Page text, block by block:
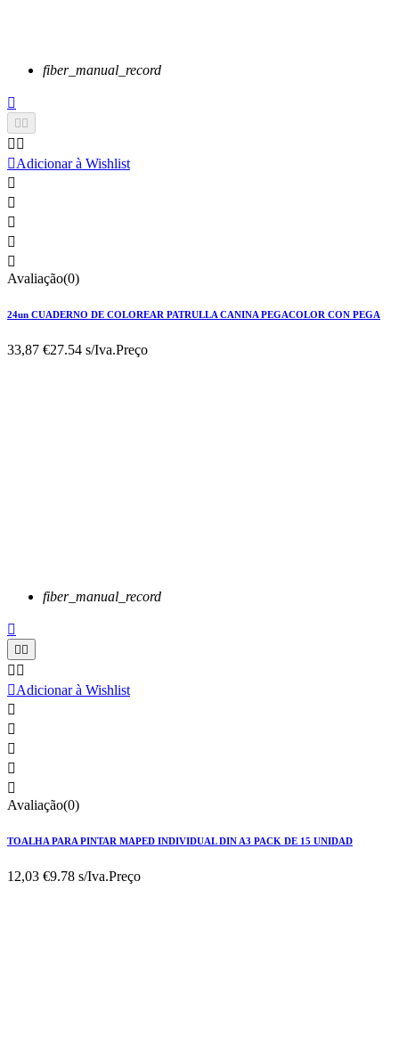
fiber_manual_record

 
 
Adicionar à Wishlist





Avaliação(0)
24un CUADERNO DE COLOREAR PATRULLA CANINA PEGACOLOR CON PEGA
33,87 €27.54 s/Iva.Preço
fiber_manual_record

 
 
Adicionar à Wishlist





Avaliação(0)
TOALHA PARA PINTAR MAPED INDIVIDUAL DIN A3 PACK DE 15 UNIDAD
12,03 €9.78 s/Iva.Preço